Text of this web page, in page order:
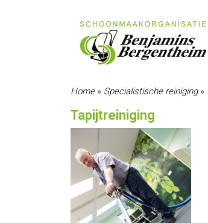
Home» Specialistische reiniging»
Tapijtreiniging